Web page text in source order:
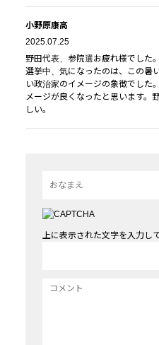
小野原康高
2025.07.25
野田代表、参院選お疲れ様でした。
選挙中、気になったのは、この暑
い政治家のイメージの象徴でした
メージが良くなったと思います。
しい。
上に表示された文字を入力し